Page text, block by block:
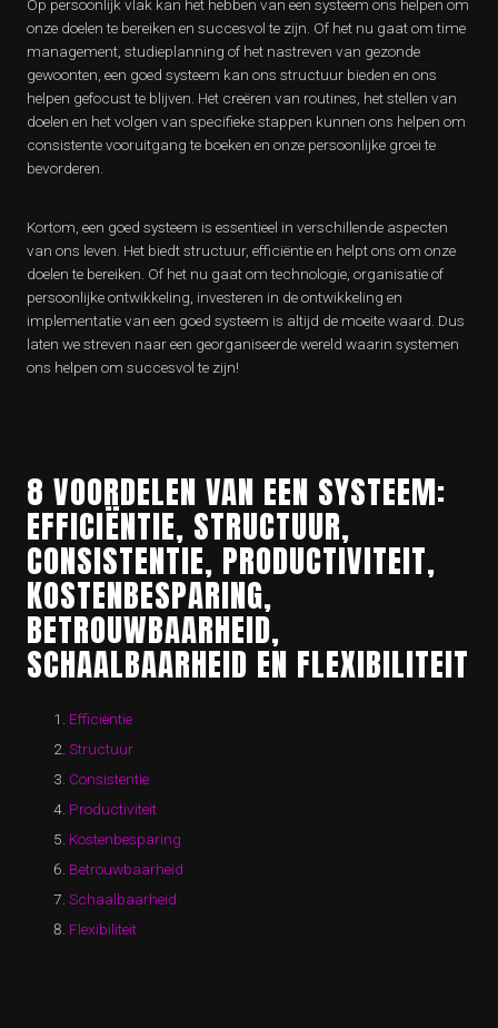
Op persoonlijk vlak kan het hebben van een systeem ons helpen om
onze doelen te bereiken en succesvol te zijn. Of het nu gaat om time
management, studieplanning of het nastreven van gezonde
gewoonten, een goed systeem kan ons structuur bieden en ons
helpen gefocust te blijven. Het creëren van routines, het stellen van
doelen en het volgen van specifieke stappen kunnen ons helpen om
consistente vooruitgang te boeken en onze persoonlijke groei te
bevorderen.
Kortom, een goed systeem is essentieel in verschillende aspecten
van ons leven. Het biedt structuur, efficiëntie en helpt ons om onze
doelen te bereiken. Of het nu gaat om technologie, organisatie of
persoonlijke ontwikkeling, investeren in de ontwikkeling en
implementatie van een goed systeem is altijd de moeite waard. Dus
laten we streven naar een georganiseerde wereld waarin systemen
ons helpen om succesvol te zijn!
8 VOORDELEN VAN EEN SYSTEEM:
EFFICIËNTIE, STRUCTUUR,
CONSISTENTIE, PRODUCTIVITEIT,
KOSTENBESPARING,
BETROUWBAARHEID,
SCHAALBAARHEID EN FLEXIBILITEIT
Efficiëntie
Structuur
Consistentie
Productiviteit
Kostenbesparing
Betrouwbaarheid
Schaalbaarheid
Flexibiliteit